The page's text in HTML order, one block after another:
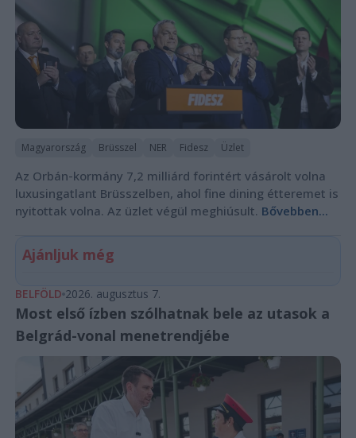
Magyarország Brüsszel NER Fidesz Üzlet
Az Orbán-kormány 7,2 milliárd forintért vásárolt volna
luxusingatlant Brüsszelben, ahol fine dining étteremet is
nyitottak volna. Az üzlet végül meghiúsult. Bővebben...
Ajánljuk még
BELFÖLD 2026. augusztus 7.
Most első ízben szólhatnak bele az utasok a
Belgrád-vonal menetrendjébe